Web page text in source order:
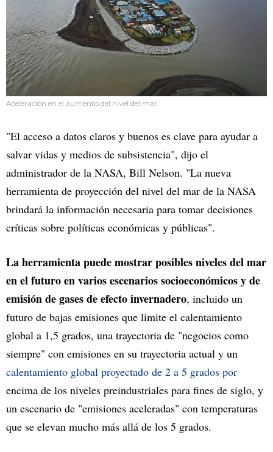
Aceleración en el aumento del nivel del mar.
"El acceso a datos claros y buenos es clave para ayudar a
salvar vidas y medios de subsistencia", dijo el
administrador de la NASA, Bill Nelson. "La nueva
herramienta de proyección del nivel del mar de la NASA
brindará la información necesaria para tomar decisiones
críticas sobre políticas económicas y públicas".
La herramienta puede mostrar posibles niveles del mar
en el futuro en varios escenarios socioeconómicos y de
emisión de gases de efecto invernadero, incluido un
futuro de bajas emisiones que limite el calentamiento
global a 1,5 grados, una trayectoria de "negocios como
siempre" con emisiones en su trayectoria actual y un
calentamiento global proyectado de 2 a 5 grados por
encima de los niveles preindustriales para fines de siglo, y
un escenario de "emisiones aceleradas" con temperaturas
que se elevan mucho más allá de los 5 grados.